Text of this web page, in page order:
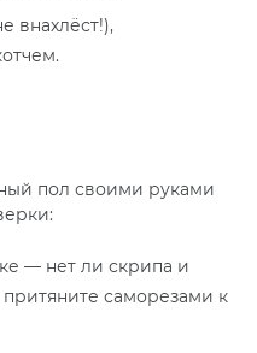
внахлёст!),
пол своими руками
— нет ли скрипа и
саморезами к